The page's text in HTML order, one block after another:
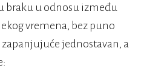
braku u odnosu između
vremena, bez puno
jednostavan, a